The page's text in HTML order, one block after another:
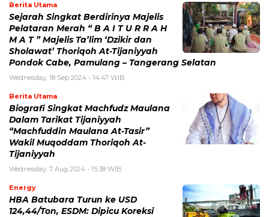
Berita Utama
Sejarah Singkat Berdirinya Majelis
Pelataran Merah “ B A I T U R R A H
M A T ” Majelis Ta’lim ‘Dzikir dan
Sholawat’ Thoriqoh At-Tijaniyyah
Pondok Cabe, Pamulang – Tangerang Selatan
Wednesday, 18 Sep 2024 - 14:47 WIB
Berita Utama
Biografi Singkat Machfudz Maulana
Dalam Tarikat Tijaniyyah
“Machfuddin Maulana At-Tasir”
Wakil Muqoddam Thoriqoh At-
Tijaniyyah
Wednesday, 7 Aug 2024 - 15:38 WIB
Energy
HBA Batubara Turun ke USD
124,44/Ton, ESDM: Dipicu Koreksi